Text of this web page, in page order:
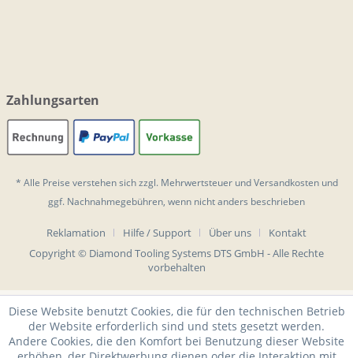
Zahlungsarten
* Alle Preise verstehen sich zzgl. Mehrwertsteuer undVersandkostenund
ggf. Nachnahmegebühren, wenn nicht anders beschrieben
Reklamation Hilfe / Support Über uns
Kontakt
Copyright © Diamond Tooling Systems DTS GmbH - Alle Rechte
vorbehalten
Diese Website benutzt Cookies, die für den technischen Betrieb
der Website erforderlich sind und stets gesetzt werden.
Andere Cookies, die den Komfort bei Benutzung dieser Website